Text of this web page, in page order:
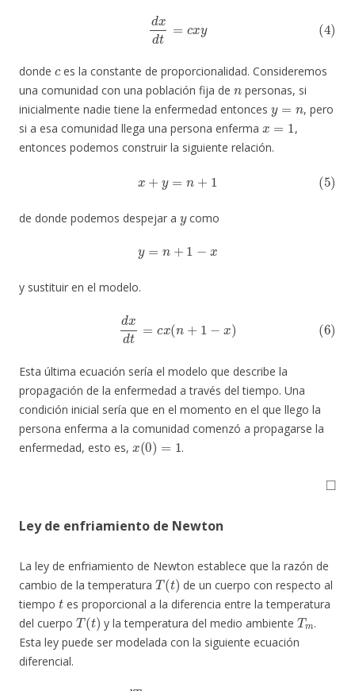
(4)dx
donde
es la constante de proporcionalidad. Consideremos
una comunidad con una población fija de
n
personas, si
inicialmente nadie tiene la enfermedad entonces
y=n
, pero
si a esa comunidad llega una persona enferma
x =
,
entonces podemos construir la siguiente relación.
(5) x+ =n + 1
de donde podemos despejar a como
y =n +1− x
y sustituir en el modelo.
(6)
Esta última ecuación sería el modelo que describe la
propagación de la enfermedad a través del tiempo. Una
condición inicial sería que en el momento en el que llego la
persona enferma a la comunidad comenzó a propagarse la
enfermedad, esto es,
x(0)=1
.
Ley de enfriamiento de Newton
La ley de enfriamiento de Newton establece que la razón de
cambio de la temperatura
T(t)
de un cuerpo con respecto al
tiempo
t
es proporcional a la diferencia entre la temperatura
del cuerpo
T(t)
y la temperatura del medio ambiente
Tm
.
Esta ley puede ser modelada con la siguiente ecuación
diferencial.